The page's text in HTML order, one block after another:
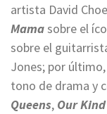
artista David
Mamasobre el
sobre el
Jones; por
tono de drama y
Queens, Our